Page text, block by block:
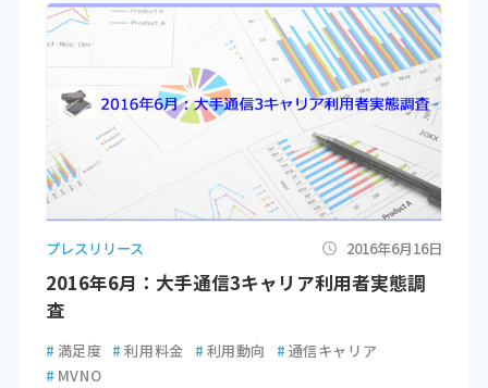
プレスリリース 2016年6月16日
2016年6月：大手通信3キャリア利用者実態調
査
# 満足度 # 利用料金 # 利用動向 # 通信キャリア
# MVNO